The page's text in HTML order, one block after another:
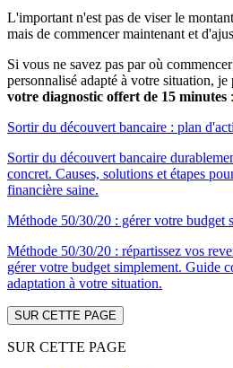
L'important n'est pas de viser le
mais de commencer maintenant et
Si vous ne savez pas par où
personnalisé adapté à votre situation, je
votre diagnostic offert de 15 minutes :
Sortir du découvert bancaire : plan
Sortir du découvert bancaire
concret. Causes, solutions et étapes
financière saine.
Méthode 50/30/20 : gérer votre budget
Méthode 50/30/20 : répartissez vos
gérer votre budget simplement. Guide
adaptation à votre situation.
SUR CETTE PAGE
SUR CETTE PAGE